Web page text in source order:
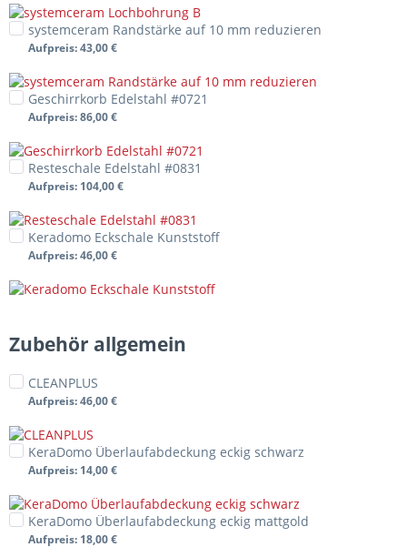
systemceram Randstärke auf 10 mm reduzieren
Aufpreis: 43,00 €
Geschirrkorb Edelstahl #0721
Aufpreis: 86,00 €
Resteschale Edelstahl #0831
Aufpreis: 104,00 €
Keradomo Eckschale Kunststoff
Aufpreis: 46,00 €
Zubehör allgemein
CLEANPLUS
Aufpreis: 46,00 €
KeraDomo Überlaufabdeckung eckig schwarz
Aufpreis: 14,00 €
KeraDomo Überlaufabdeckung eckig mattgold
Aufpreis: 18,00 €